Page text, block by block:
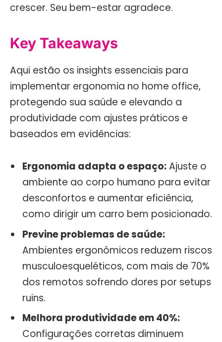
crescer. Seu bem-estar agradece.
Key Takeaways
Aqui estão os insights essenciais para
implementar ergonomia no home office,
protegendo sua saúde e elevando a
produtividade com ajustes práticos e
baseados em evidências:
Ergonomia adapta o espaço:Ajuste o
ambiente ao corpo humano para evitar
desconfortos e aumentar eficiência,
como dirigir um carro bem posicionado.
Previne problemas de saúde:
Ambientes ergonômicos reduzem riscos
musculoesqueléticos, com mais de 70%
dos remotos sofrendo dores por setups
ruins.
Melhora produtividade em 40%:
Configurações corretas diminuem